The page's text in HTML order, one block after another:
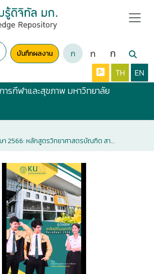
บันทึกผลงาน ก ก ก
TH EN
รกีฬาและสุขภาพ มหาวิทยาลัย
รวิทยาศาสตรบัณฑิต สาขาวิทยาศาสตร์การกีฬาและการออกกำลังกาย